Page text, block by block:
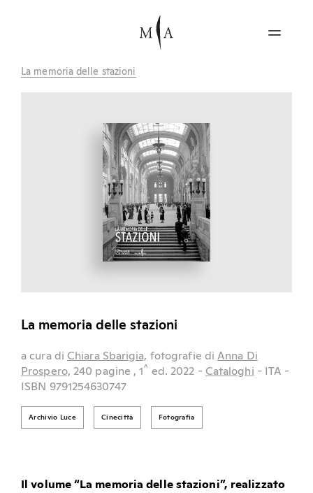
La memoria delle stazioni
La memoria delle stazioni
a cura di Chiara Sbarigia, fotografie di Anna Di
Prospero, 240 pagine , 1^ ed. 2022 - Cataloghi - ITA -
ISBN 9791254630747
Archivio Luce Cinecittà Fotografia
Il volume “La memoria delle stazioni”, realizzato